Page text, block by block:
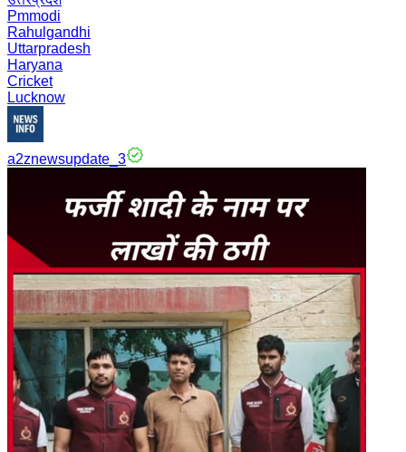
Pmmodi
Rahulgandhi
Uttarpradesh
Haryana
Cricket
Lucknow
a2znewsupdate_3